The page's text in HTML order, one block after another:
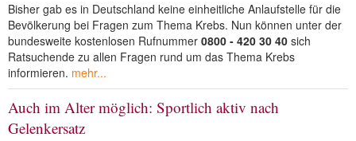
Bisher gab es in Deutschland keine einheitliche Anlaufstelle für die
Bevölkerung bei Fragen zum Thema Krebs. Nun können unter der
bundesweite kostenlosen Rufnummer 0800 - 420 30 40 sich
Ratsuchende zu allen Fragen rund um das Thema Krebs
informieren. mehr...
Auch im Alter möglich: Sportlich aktiv nach
Gelenkersatz